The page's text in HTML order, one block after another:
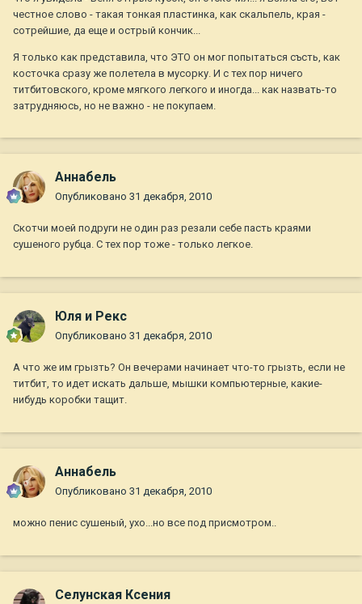
честное слово - такая тонкая пластинка, как скальпель, края -
сотрейшие, да еще и острый кончик...
Я только как представила, что ЭТО он мог попытаться състь, как
косточка сразу же полетела в мусорку. И с тех пор ничего
титбитовского, кроме мягкого легкого и иногда... как назвать-то
затрудняюсь, но не важно - не покупаем.
Aннaбель
Опубликовано 31 декабря, 2010
Скотчи моей подруги не один раз резали себе пасть краями
сушеного рубца. С тех пор тоже - только легкое.
Юля и Рекс
Опубликовано 31 декабря, 2010
А что же им грызть? Он вечерами начинает что-то грызть, если не
титбит, то идет искать дальше, мышки компьютерные, какие-
нибудь коробки тащит.
Aннaбель
Опубликовано 31 декабря, 2010
можно пенис сушеный, ухо...но все под присмотром..
Селунская Ксения